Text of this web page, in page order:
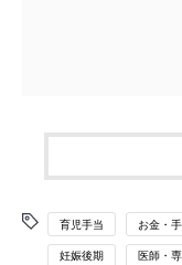
育児手当 お金・
妊娠後期 医師・